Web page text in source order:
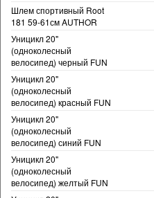
Шлем спортивный Root
181 59-61см AUTHOR
Уницикл 20"
(одноколесный
велосипед) черный FUN
Уницикл 20"
(одноколесный
велосипед) красный FUN
Уницикл 20"
(одноколесный
велосипед) синий FUN
Уницикл 20"
(одноколесный
велосипед) желтый FUN